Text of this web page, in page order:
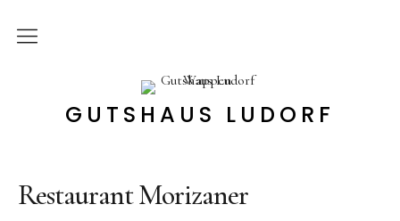
GUTSHAUS LUDORF
Start
Gastgeber
Restaurant Morizaner